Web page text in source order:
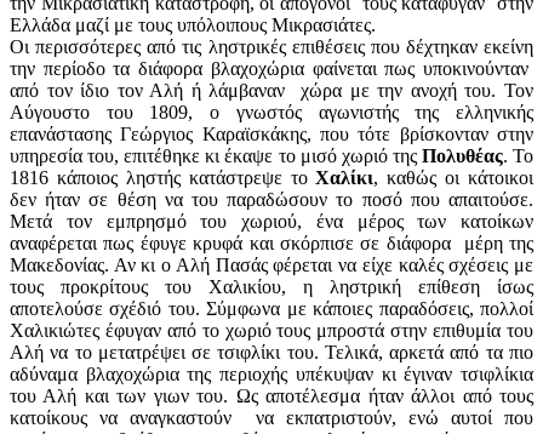
Ελλάδα μαζί με τους υπόλοιπους Μικρασιάτες.
Οι περισσότερες από τις ληστρικές επιθέσεις που δέχτηκαν εκείνη
την περίοδο τα διάφορα βλαχοχώρια φαίνεται πως υποκινούνταν
από τον ίδιο τον Αλή ή λάμβαναν χώρα με την ανοχή του. Τον
Αύγουστο του 1809, ο γνωστός αγωνιστής της ελληνικής
επανάστασης Γεώργιος Καραϊσκάκης, που τότε βρίσκονταν στην
υπηρεσία του, επιτέθηκε κι έκαψε το μισό χωριό της Πολυθέας. Το
1816 κάποιος ληστής κατάστρεψε τοΧαλίκι, καθώς οι κάτοικοι
δεν ήταν σε θέση να του παραδώσουν το ποσό που απαιτούσε.
Μετά τον εμπρησμό του χωριού, ένα μέρος των κατοίκων
αναφέρεται πως έφυγε κρυφά και σκόρπισε σε διάφορα μέρη της
Μακεδονίας. Αν κι ο Αλή Πασάς φέρεται να είχε καλές σχέσεις με
τους προκρίτους του Χαλικίου, η ληστρική επίθεση ίσως
αποτελούσε σχέδιό του. Σύμφωνα με κάποιες παραδόσεις, πολλοί
Χαλικιώτες έφυγαν από το χωριό τους μπροστά στην επιθυμία του
Αλή να το μετατρέψει σε τσιφλίκι του. Τελικά, αρκετά από τα πιο
αδύναμα βλαχοχώρια της περιοχής υπέκυψαν κι έγιναν τσιφλίκια
του Αλή και των γιων του. Ως αποτέλεσμα ήταν άλλοι από τους
κατοίκους να αναγκαστούν να εκπατριστούν, ενώ αυτοί που